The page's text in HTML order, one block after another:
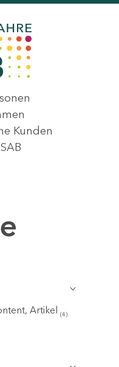
Kunden
Artikel (4)